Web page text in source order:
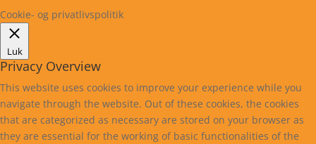
Cookie- og privatlivspolitik
Luk
Privacy Overview
This website uses cookies to improve your experience while you
navigate through the website. Out of these cookies, the cookies
that are categorized as necessary are stored on your browser as
they are essential for the working of basic functionalities of the